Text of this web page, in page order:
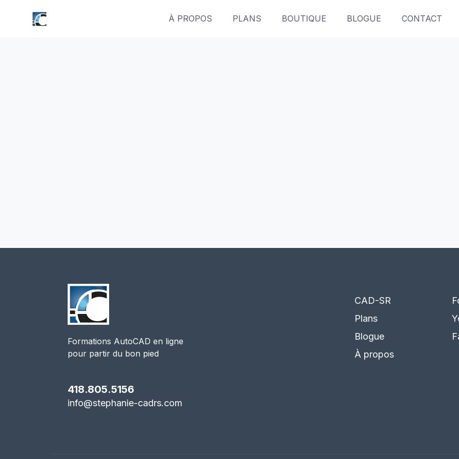
À PROPOS PLANS BOUTIQUE BLOGUE CONTACT
Formations AutoCAD en ligne
pour partir du bon pied
418.805.5156
info@stephanie-cadrs.com
CAD-SR
Plans
Blogue
À propos